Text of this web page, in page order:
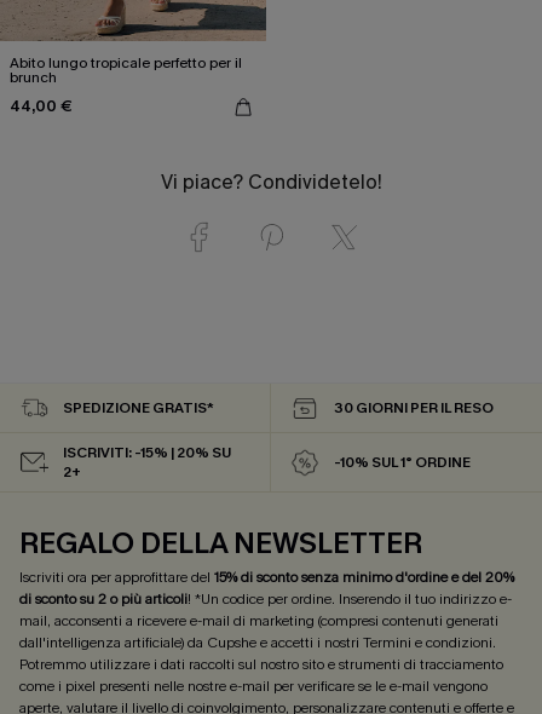
Abito lungo tropicale perfetto per il
brunch
44,00 €
Vi piace? Condividetelo!
SPEDIZIONE GRATIS* 30 GIORNI PER IL RESO
ISCRIVITI: -15% | 20% SU
2+
-10% SUL 1° ORDINE
REGALO DELLA NEWSLETTER
Iscriviti ora per approfittare del 15% di sconto senza minimo d'ordine e del 20%
di sconto su 2 o più articoli! *Un codice per ordine. Inserendo il tuo indirizzo e-
mail, acconsenti a ricevere e-mail di marketing (compresi contenuti generati
dall'intelligenza artificiale) da Cupshe e accetti i nostri Termini e condizioni.
Potremmo utilizzare i dati raccolti sul nostro sito e strumenti di tracciamento
come i pixel presenti nelle nostre e-mail per verificare se le e-mail vengono
aperte, valutare il livello di coinvolgimento, personalizzare contenuti e offerte e